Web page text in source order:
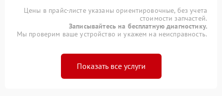
Цены в прайс-листе указаны ориентировочные, без учета
стоимости запчастей.
Записывайтесь на бесплатную диагностику.
Мы проверим ваше устройство и укажем на неисправность.
Показать все услуги